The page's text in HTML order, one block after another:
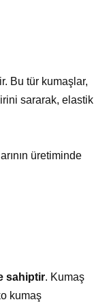
Bu tür kumaşlar,
sararak, elastik
üretiminde
sahiptir. Kumaş
kumaş